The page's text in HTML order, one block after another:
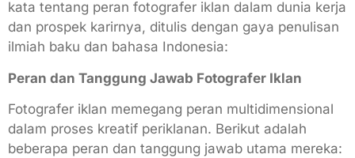
Peran dan Tanggung Jawab Fotografer Iklan
Fotografer iklan memegang peran multidimensional
dalam proses kreatif periklanan. Berikut adalah
beberapa peran dan tanggung jawab utama mereka: